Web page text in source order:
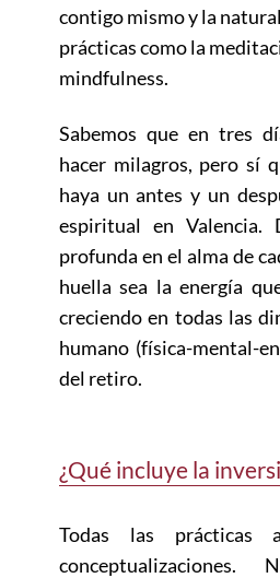
contigo mismo y la
prácticas como la
mindfulness.
Sabemos que en tres
hacer milagros, pero sí
haya un antes y un
espiritual en Valencia.
profunda en el alma de
huella sea la energía
creciendo en todas las
humano (física-mental-
del retiro.
¿Qué incluye la
Todas las prácticas
conceptualizaciones.